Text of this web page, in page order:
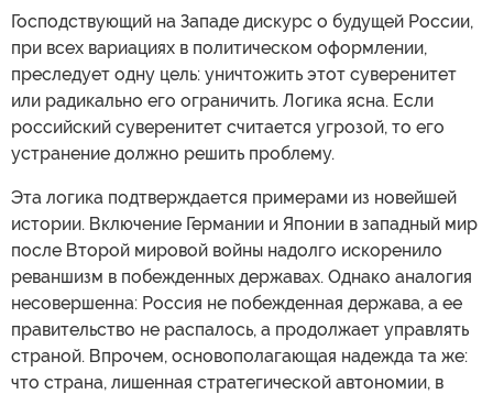
Господствующий на Западе дискурс о будущей России,
при всех вариациях в политическом оформлении,
преследует одну цель: уничтожить этот суверенитет
или радикально его ограничить. Логика ясна. Если
российский суверенитет считается угрозой, то его
устранение должно решить проблему.
Эта логика подтверждается примерами из новейшей
истории. Включение Германии и Японии в западный мир
после Второй мировой войны надолго искоренило
реваншизм в побежденных державах. Однако аналогия
несовершенна: Россия не побежденная держава, а ее
правительство не распалось, а продолжает управлять
страной. Впрочем, основополагающая надежда та же:
что страна, лишенная стратегической автономии, в